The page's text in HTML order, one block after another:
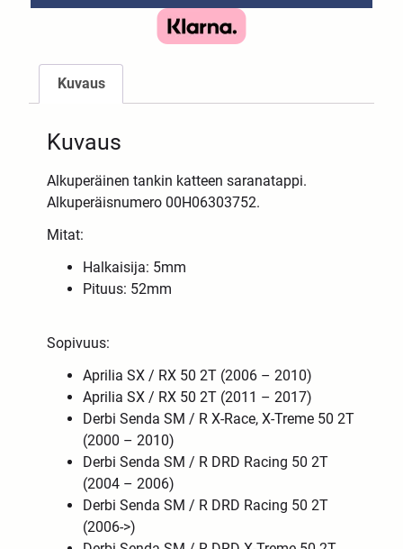
Kuvaus
Kuvaus
Alkuperäinen tankin katteen saranatappi.
Alkuperäisnumero 00H06303752.
Mitat:
Halkaisija: 5mm
Pituus: 52mm
Sopivuus:
Aprilia SX / RX 50 2T (2006 – 2010)
Aprilia SX / RX 50 2T (2011 – 2017)
Derbi Senda SM / R X-Race, X-Treme 50 2T
(2000 – 2010)
Derbi Senda SM / R DRD Racing 50 2T
(2004 – 2006)
Derbi Senda SM / R DRD Racing 50 2T
(2006->)